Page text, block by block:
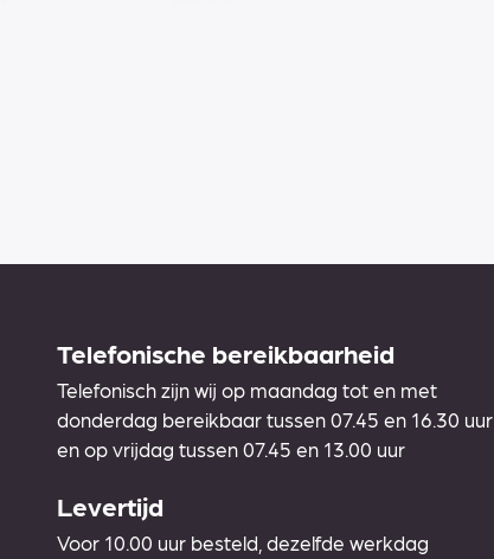
Telefonische bereikbaarheid
Telefonisch zijn wij op maandag tot en met
donderdag bereikbaar tussen 07.45 en 16.30 uur
en op vrijdag tussen 07.45 en 13.00 uur
Levertijd
Voor 10.00 uur besteld, dezelfde werkdag